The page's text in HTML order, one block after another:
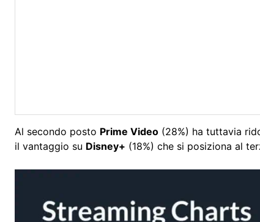
Al secondo posto Prime Video (28%) ha tuttavia
il vantaggio su Disney+ (18%) che si posiziona al